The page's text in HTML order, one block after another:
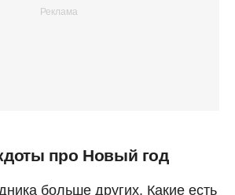
про Новый год
больше других. Какие есть